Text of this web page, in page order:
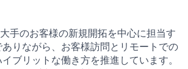
手のお客様の新規開拓を中心に担当す
りながら、お客様訪問とリモートでの
ブリットな働き方を推進しています。